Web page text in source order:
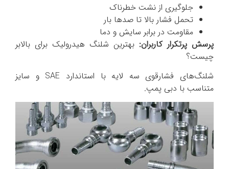
جلوگیری از نشت خطرناک
تحمل فشار بالا تا صدها بار
مقاومت در برابر سایش و دما
پرسش پرتکرار کاربران: بهترین شلنگ هیدرولیک برای بالابر
چیست؟
شلنگ‌های فشارقوی سه لایه با استاندارد SAE و سایز
متناسب با دبی پمپ.